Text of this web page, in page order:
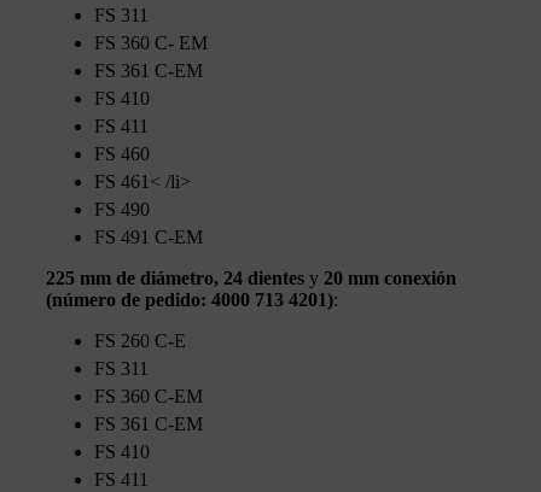
FS 311
FS 360 C- EM
FS 361 C-EM
FS 410
FS 411
FS 460
FS 461< /li>
FS 490
FS 491 C-EM
225 mm de diámetro, 24 dientes y 20 mm conexión
(número de pedido: 4000 713 4201):
FS 260 C-E
FS 311
FS 360 C-EM
FS 361 C-EM
FS 410
FS 411